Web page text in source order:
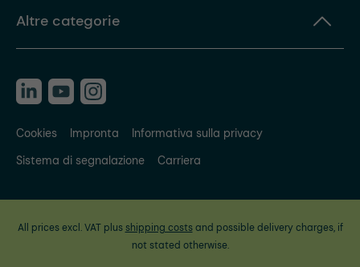
Altre categorie
Cookies Impronta
Informativa sulla privacy
Sistema di segnalazione
Carriera
All prices excl. VAT plus shipping costsand possible delivery charges, if
not stated otherwise.